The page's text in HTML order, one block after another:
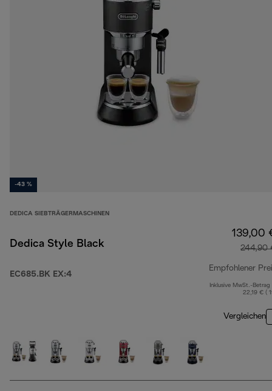
-43 %
DEDICA SIEBTRÄGERMASCHINEN
Dedica Style Black
EC685.BK EX:4
139,00
244,90
Empfohlener
Inklusive MwSt.-Betrag
22,19 € (
Vergleichen